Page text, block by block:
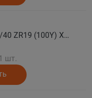
CONTINENTAL Автошина 255/40 ZR19 (100Y) XL FR SportContact 7 лето
шт.